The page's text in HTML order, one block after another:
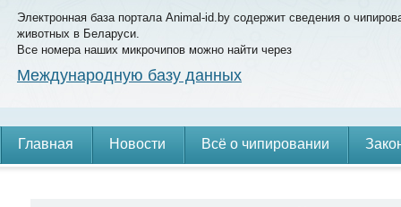
Электронная база портала Animal-id.by содержит сведения о
животных в Беларуси.
Все номера наших микрочипов можно найти через
Международную базу данных
Главная Новости Всё о чипировании